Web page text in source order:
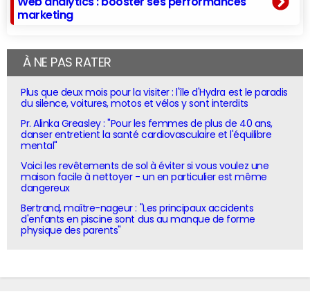
marketing
À NE PAS RATER
Plus que deux mois pour la visiter : l'île d'Hydra est le paradis
du silence, voitures, motos et vélos y sont interdits
Pr. Alinka Greasley : "Pour les femmes de plus de 40 ans,
danser entretient la santé cardiovasculaire et l'équilibre
mental"
Voici les revêtements de sol à éviter si vous voulez une
maison facile à nettoyer - un en particulier est même
dangereux
Bertrand, maître-nageur : "Les principaux accidents
d'enfants en piscine sont dus au manque de forme
physique des parents"